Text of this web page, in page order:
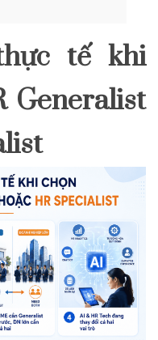
tế khi
Generalist